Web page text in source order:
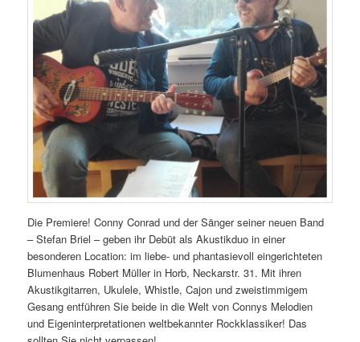
Die Premiere! Conny Conrad und der Sänger seiner neuen Band
– Stefan Briel – geben ihr Debüt als Akustikduo in einer
besonderen Location: im liebe- und phantasievoll eingerichteten
Blumenhaus Robert Müller in Horb, Neckarstr. 31. Mit ihren
Akustikgitarren, Ukulele, Whistle, Cajon und zweistimmigem
Gesang entführen Sie beide in die Welt von Connys Melodien
und Eigeninterpretationen weltbekannter Rockklassiker! Das